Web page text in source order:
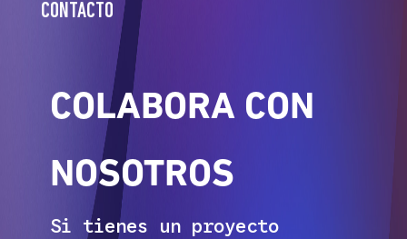
CONTACTO
COLABORA CON
NOSOTROS
Si tienes un proyecto